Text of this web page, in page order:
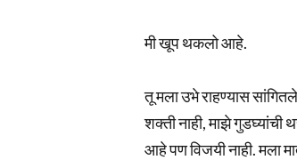
मी खूप थकलो आहे.
तू मला उभे राहण्यास
शक्ती नाही, माझे गुडघ्यांची
आहे पण विजयी नाही. मला